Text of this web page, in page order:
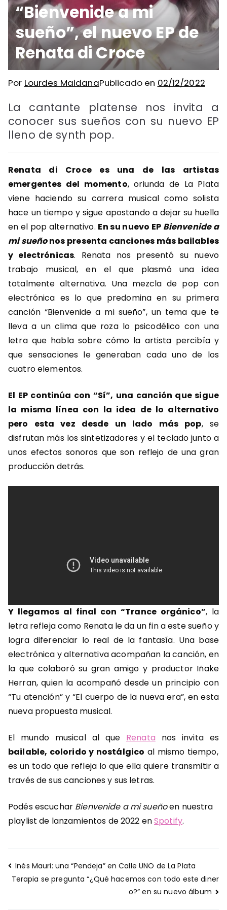
“Bienvenide a mi
sueño”, el nuevo EP de
Renata di Croce
Por Lourdes MaidanaPublicado en 02/12/2022
La cantante platense nos invita a
conocer sus sueños con su nuevo EP
lleno de synth pop.
Renata di Croce es una de las artistas
emergentes del momento, oriunda de La Plata
viene haciendo su carrera musical como solista
hace un tiempo y sigue apostando a dejar su huella
en el pop alternativo. En su nuevo EP Bienvenide a
mi sueñonos presenta canciones más bailables
y electrónicas. Renata nos presentó su nuevo
trabajo musical, en el que plasmó una idea
totalmente alternativa. Una mezcla de pop con
electrónica es lo que predomina en su primera
canción “Bienvenide a mi sueño”, un tema que te
lleva a un clima que roza lo psicodélico con una
letra que habla sobre cómo la artista percibía y
que sensaciones le generaban cada uno de los
cuatro elementos.
El EP continúa con “Sí”, una canción que sigue
la misma línea con la idea de lo alternativo
pero esta vez desde un lado más pop, se
disfrutan más los sintetizadores y el teclado junto a
unos efectos sonoros que son reflejo de una gran
producción detrás.
Y llegamos al final con “Trance orgánico”, la
letra refleja como Renata le da un fin a este sueño y
logra diferenciar lo real de la fantasía. Una base
electrónica y alternativa acompañan la canción, en
la que colaboró su gran amigo y productor Iñake
Herran, quien la acompañó desde un principio con
“Tu atención” y “El cuerpo de la nueva era”, en esta
nueva propuesta musical.
El mundo musical al que Renata nos invita es
bailable, colorido y nostálgico al mismo tiempo,
es un todo que refleja lo que ella quiere transmitir a
través de sus canciones y sus letras.
Podés escuchar Bienvenide a mi sueñoen nuestra
playlist de lanzamientos de 2022 enSpotify.
Navegación
de
Inés Mauri: una “Pendeja” en Calle UNO de La Plata
Terapia se pregunta “¿Qué hacemos con todo este diner
o?” en su nuevo álbum